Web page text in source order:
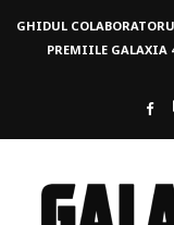
GHIDUL
PREMIILE GALAXIA